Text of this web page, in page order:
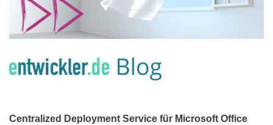
Centralized Deployment Service für Microsoft Office